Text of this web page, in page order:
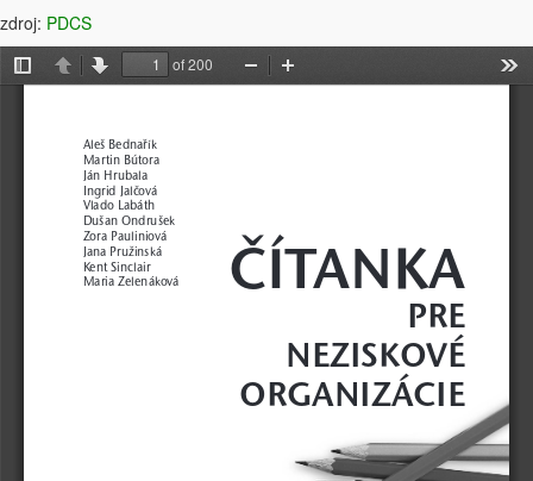
zdroj: PDCS
TogglePrevious
Next
of 200
ZoomZoom
Aleš Bednařík
Martin Bútora
Ján Hrubala
Ingrid Jalčová
Vlado Labáth
Dušan Ondrušek
Zora Pauliniová
Jana Pružinská
Kent Sinclair
Maria Zelenáková
ČÍTANKA
PRE
NEZISKOVÉ
ORGANIZÁCIE